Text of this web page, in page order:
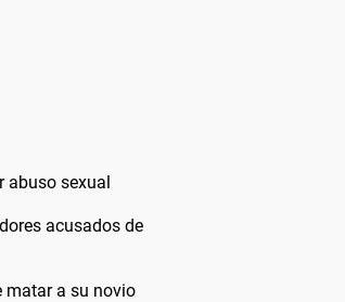
abuso sexual
acusados de
matar a su novio